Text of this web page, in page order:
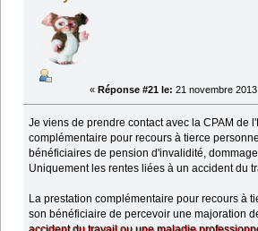
« Réponse #21 le: 21 novembre
Je viens de prendre contact avec la CPAM de
complémentaire pour recours à tierce
bénéficiaires de pension d'invalidité,
Uniquement les rentes liées à un accident du
La prestation complémentaire pour recours à
son bénéficiaire de percevoir une majoration